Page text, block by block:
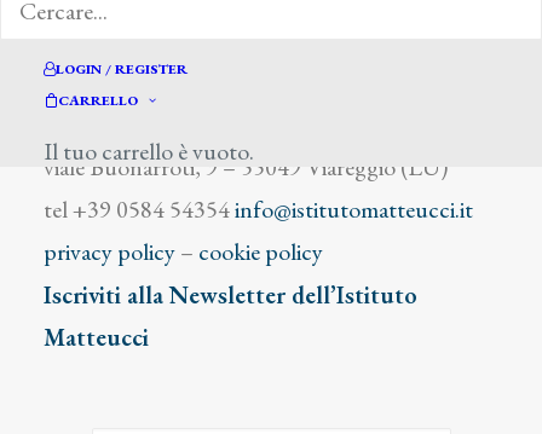
LOGIN / REGISTER
CARRELLO
Il tuo carrello è vuoto.
viale Buonarroti, 9 – 55049 Viareggio (LU)
tel +39 0584 54354info@istitutomatteucci.it
privacy policy– cookie policy
Iscriviti alla Newsletter dell’Istituto
Matteucci